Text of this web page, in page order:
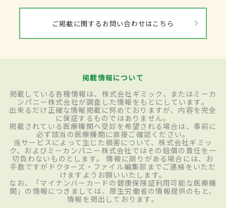
ご掲載に関するお問い合わせはこちら
掲載情報について
掲載している各種情報は、株式会社ギミック、またはミーカ
ンパニー株式会社が調査した情報をもとにしています。
出来るだけ正確な情報掲載に努めておりますが、内容を完全
に保証するものではありません。
掲載されている医療機関へ受診を希望される場合は、事前に
必ず該当の医療機関に直接ご確認ください。
当サービスによって生じた損害について、株式会社ギミッ
ク、およびミーカンパニー株式会社ではその賠償の責任を一
切負わないものとします。 情報に誤りがある場合には、お
手数ですがドクターズ・ファイル編集部までご連絡をいただ
けますようお願いいたします。
なお、「マイナンバーカードの健康保険証利用可能な医療機
関」の情報につきましては、厚生労働省の情報提供のもと、
情報を掲出しております。